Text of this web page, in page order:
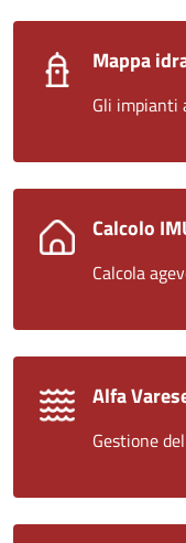
Mappa
Gli
Calcolo
Calcola
Alfa
Gestione